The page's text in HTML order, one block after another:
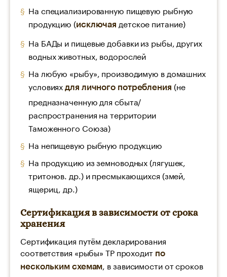
На специализированную пищевую рыбную
продукцию (исключая детское питание)
На БАДы и пищевые добавки из рыбы, других
водных животных, водорослей
На любую «рыбу», производимую в домашних
условияхдля личного потребления (не
предназначенную для сбыта/
распространения на территории
Таможенного Союза)
На непищевую рыбную продукцию
На продукцию из земноводных (лягушек,
тритонов. др.) и пресмыкающихся (змей,
ящериц, др.)
Сертификация в зависимости от срока
хранения
Сертификация путём декларирования
соответствия «рыбы» ТР проходит по
нескольким схемам, в зависимости от сроков